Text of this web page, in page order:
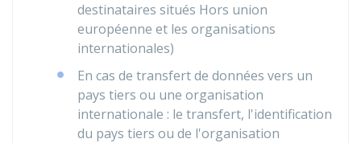
destinataires situés Hors union
européenne et les organisations
internationales)
En cas de transfert de données vers un
pays tiers ou une organisation
internationale : le transfert, l'identification
du pays tiers ou de l'organisation